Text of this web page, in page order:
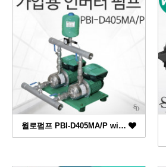
윌로펌프 PBI-D405MA/P wi…